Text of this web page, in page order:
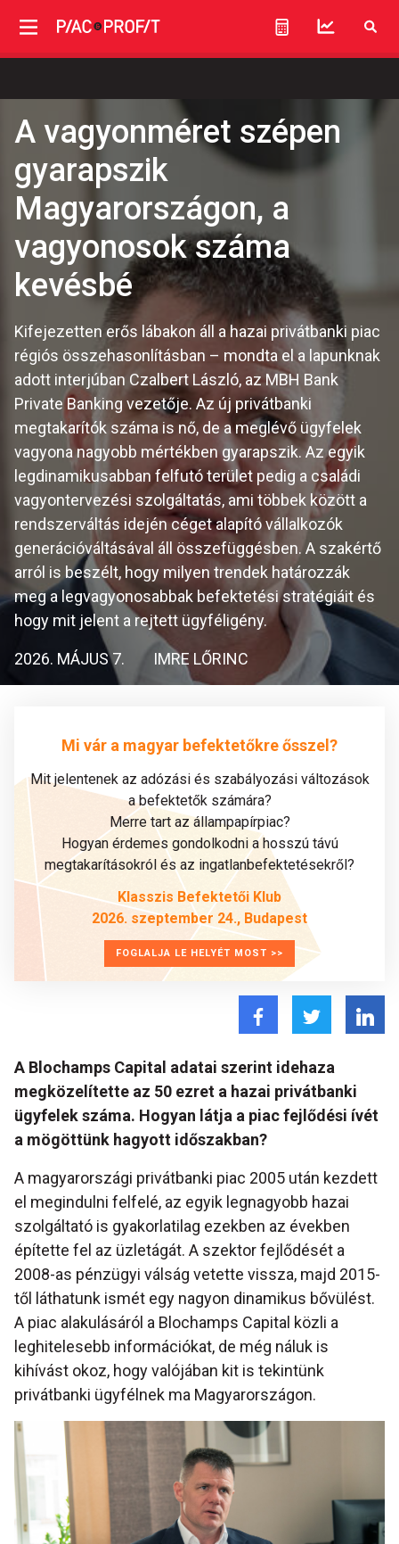
A vagyonméret szépen
gyarapszik
Magyarországon, a
vagyonosok száma
kevésbé
Kifejezetten erős lábakon áll a hazai privátbanki piac
régiós összehasonlításban – mondta el a lapunknak
adott interjúban Czalbert László, az MBH Bank
Private Banking vezetője. Az új privátbanki
megtakarítók száma is nő, de a meglévő ügyfelek
vagyona nagyobb mértékben gyarapszik. Az egyik
legdinamikusabban felfutó terület pedig a családi
vagyontervezési szolgáltatás, ami többek között a
rendszerváltás idején céget alapító vállalkozók
generációváltásával áll összefüggésben. A szakértő
arról is beszélt, hogy milyen trendek határozzák
meg a legvagyonosabbak befektetési stratégiáit és
hogy mit jelent a rejtett ügyféligény.
2026. MÁJUS 7. IMRE LŐRINC
Mi vár a magyar befektetőkre ősszel?
Mit jelentenek az adózási és szabályozási változások
a befektetők számára?
Merre tart az állampapírpiac?
Hogyan érdemes gondolkodni a hosszú távú
megtakarításokról és az ingatlanbefektetésekről?
Klasszis Befektetői Klub
2026. szeptember 24., Budapest
FOGLALJA LE HELYÉT MOST >>
A Blochamps Capital adatai szerint idehaza
megközelítette az 50 ezret a hazai privátbanki
ügyfelek száma. Hogyan látja a piac fejlődési ívét
a mögöttünk hagyott időszakban?
A magyarországi privátbanki piac 2005 után kezdett
el megindulni felfelé, az egyik legnagyobb hazai
szolgáltató is gyakorlatilag ezekben az években
építette fel az üzletágát. A szektor fejlődését a
2008-as pénzügyi válság vetette vissza, majd 2015-
től láthatunk ismét egy nagyon dinamikus bővülést.
A piac alakulásáról a Blochamps Capital közli a
leghitelesebb információkat, de még náluk is
kihívást okoz, hogy valójában kit is tekintünk
privátbanki ügyfélnek ma Magyarországon.